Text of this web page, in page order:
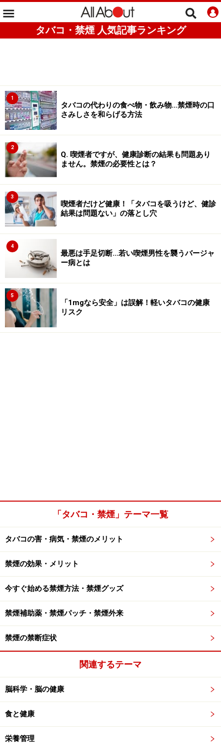
タバコ・禁煙 人気記事ランキング
1
タバコの代わりの食べ物・飲み物…禁煙時の口
さみしさを和らげる方法
2
Q. 喫煙者ですが、健康診断の結果も問題あり
ません。禁煙の必要性とは？
3
喫煙者だけど健康！「タバコを吸うけど、健診
結果は問題ない」の落とし穴
4
最悪は手足切断…若い喫煙男性を襲うバージャ
ー病とは
5
「1mgなら安全」は誤解！軽いタバコの健康
リスク
「タバコ・禁煙」テーマ一覧
タバコの害・病気・禁煙のメリット
禁煙の効果・メリット
今すぐ始める禁煙方法・禁煙グッズ
禁煙補助薬・禁煙パッチ・禁煙外来
禁煙の禁断症状
関連するテーマ
脳科学・脳の健康
食と健康
栄養管理